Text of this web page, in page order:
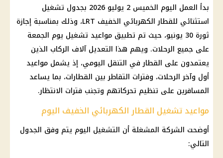
بدأ العمل اليوم الخميس 2 يوليو 2026 بجدول تشغيل
استثنائي للقطار الكهربائي الخفيف LRT، وذلك بمناسبة إجازة
ثورة 30 يونيو، حيث تم تطبيق مواعيد تشغيل يوم الجمعة
على جميع الرحلات. ويهم هذا التعديل آلاف الركاب الذين
يعتمدون على القطار في التنقل اليومي، إذ يشمل مواعيد
أول وآخر الرحلات، وفترات التقاطر بين القطارات، بما يساعد
المسافرين على تنظيم تحركاتهم وتجنب فترات الانتظار.
مواعيد تشغيل القطار الكهربائي الخفيف اليوم
أوضحت الشركة المشغلة أن التشغيل اليوم يتم وفق الجدول
التالي: